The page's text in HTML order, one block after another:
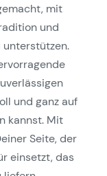
mit
und
unterstützen.
und ganz auf
kannst. Mit
Seite, der
einsetzt, das